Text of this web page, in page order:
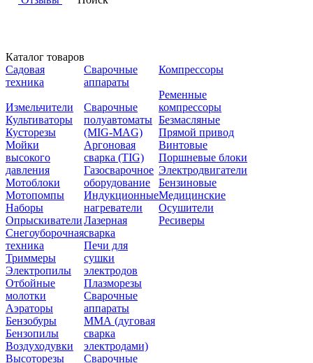
Каталог товаров
Садовая
техника
Измельчители
Культиваторы
Кусторезы
Мойки
высокого
давления
Мотоблоки
Мотопомпы
Наборы
Опрыскиватели
Снегоуборочная
техника
Триммеры
Электропилы
Отбойные
молотки
Аэраторы
Бензобуры
Бензопилы
Воздуходувки
Высоторезы
Сварочные
аппараты
Сварочные
полуавтоматы
(MIG-MAG)
Аргоновая
сварка (TIG)
Газосварочное
оборудование
Индукционные
нагреватели
Лазерная
сварка
Печи для
сушки
электродов
Плазморезы
Сварочные
аппараты
ММА (дуговая
сварка
электродами)
Сварочные
Компрессоры
Ременные
компрессоры
Безмасляные
Прямой привод
Винтовые
Поршневые блоки
Электродвигатели
Бензиновые
Медицинские
Осушители
Ресиверы